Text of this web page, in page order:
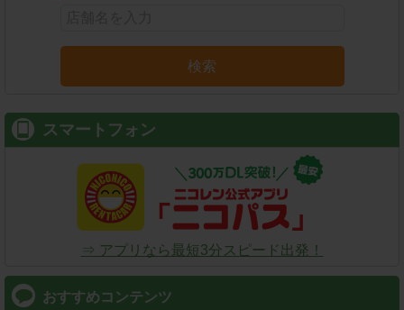
検索
スマートフォン
⇒ アプリなら最短3分スピード出発！
おすすめコンテンツ